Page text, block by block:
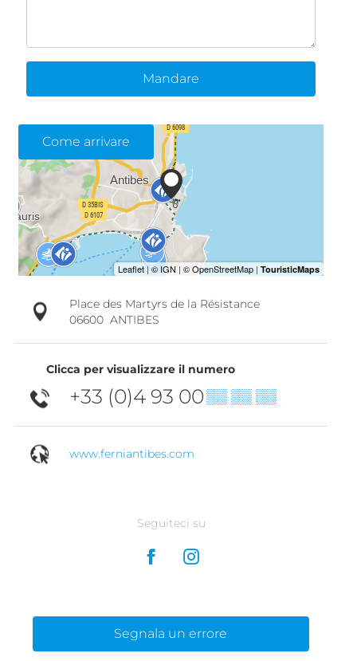
Mandare
Come arrivare
Place des Martyrs de la Résistance
06600 ANTIBES
Clicca per visualizzare il numero
+33 (0)4 93 00▒▒ ▒▒ ▒▒
www.ferniantibes.com
Seguiteci su
Segnala un errore